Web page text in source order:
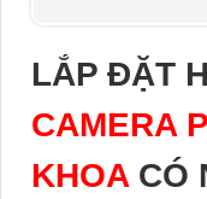
LẮP ĐẶT
CAMERA
KHOA CÓ